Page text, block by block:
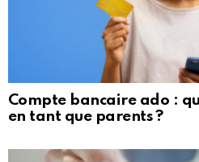
Compte bancaire ado :
en tant que parents ?